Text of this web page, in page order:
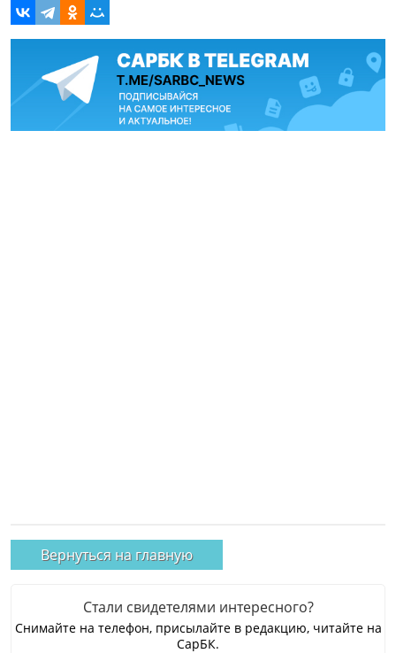
Вернуться на главную
Стали свидетелями интересного?
Снимайте на телефон, присылайте в редакцию, читайте на
СарБК.